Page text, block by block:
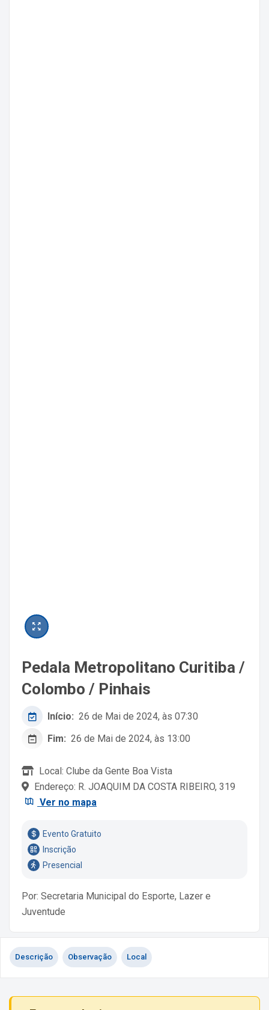
Pedala Metropolitano Curitiba /
Colombo / Pinhais
Início: 26 de Mai de 2024, às 07:30
Fim: 26 de Mai de 2024, às 13:00
Local: Clube da Gente Boa Vista
Endereço: R. JOAQUIM DA COSTA RIBEIRO, 319
Ver no mapa
Evento Gratuito
Inscrição
Presencial
Por: Secretaria Municipal do Esporte, Lazer e
Juventude
Descrição Observação Local